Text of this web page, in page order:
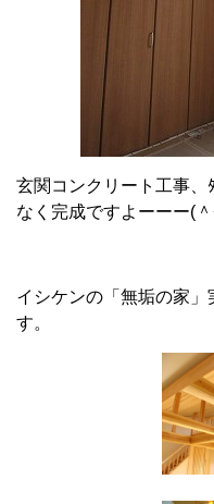
玄関コンクリート工事、
なく完成ですよーーー(
イシケンの「無垢の家
す。